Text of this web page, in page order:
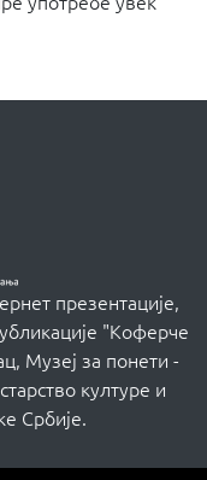
презентације,
"Коферче
Музеј за понети -
културе и
Србије.